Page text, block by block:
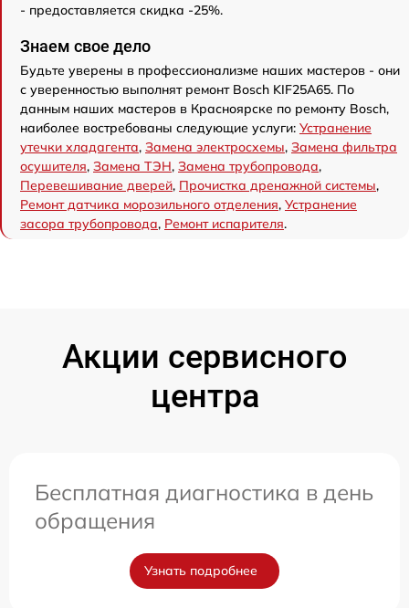
- предоставляется скидка -25%.
Знаем свое дело
Будьте уверены в профессионализме наших мастеров - они
с уверенностью выполнят ремонт Bosch KIF25A65. По
данным наших мастеров в Красноярске по ремонту Bosch,
наиболее востребованы следующие услуги: Устранение
утечки хладагента, Замена электросхемы, Замена фильтра
осушителя, Замена ТЭН, Замена трубопровода,
Перевешивание дверей, Прочистка дренажной системы,
Ремонт датчика морозильного отделения, Устранение
засора трубопровода, Ремонт испарителя.
Акции сервисного
центра
Бесплатная диагностика в день
обращения
Узнать подробнее